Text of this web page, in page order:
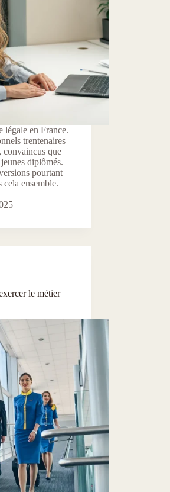
légale en France.
trentenaires
convaincus que
diplômés.
pourtant
cela ensemble.
le métier